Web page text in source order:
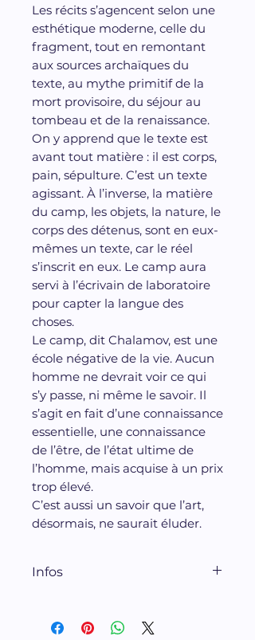
Les récits s’agencent selon une
esthétique moderne, celle du
fragment, tout en remontant
aux sources archaïques du
texte, au mythe primitif de la
mort provisoire, du séjour au
tombeau et de la renaissance.
On y apprend que le texte est
avant tout matière : il est corps,
pain, sépulture. C’est un texte
agissant. À l’inverse, la matière
du camp, les objets, la nature, le
corps des détenus, sont en eux-
mêmes un texte, car le réel
s’inscrit en eux. Le camp aura
servi à l’écrivain de laboratoire
pour capter la langue des
choses.
Le camp, dit Chalamov, est une
école négative de la vie. Aucun
homme ne devrait voir ce qui
s’y passe, ni même le savoir. Il
s’agit en fait d’une connaissance
essentielle, une connaissance
de l’être, de l’état ultime de
l’homme, mais acquise à un prix
trop élevé.
C’est aussi un savoir que l’art,
désormais, ne saurait éluder.
Infos
russe par Catherine Fournier,